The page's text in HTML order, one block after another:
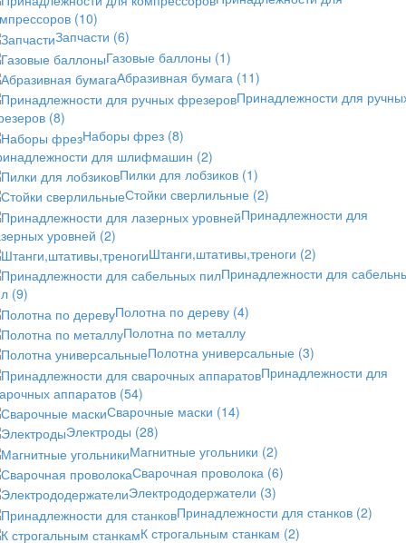
(10)
Запчасти (6)
Газовые баллоны (1)
Абразивная бумага (11)
Принадлежности для
(8)
Наборы фрез (8)
для шлифмашин (2)
Пилки для лобзиков (1)
Стойки сверлильные (2)
Принадлежности для
уровней (2)
Штанги,штативы,треноги (2)
Принадлежности для
(9)
Полотна по дереву (4)
Полотна по металлу
Полотна универсальные (3)
Принадлежности для
аппаратов (54)
Сварочные маски (14)
Электроды (28)
Магнитные угольники (2)
Сварочная проволока (6)
Электрододержатели (3)
Принадлежности для станков (2)
К строгальным станкам (2)